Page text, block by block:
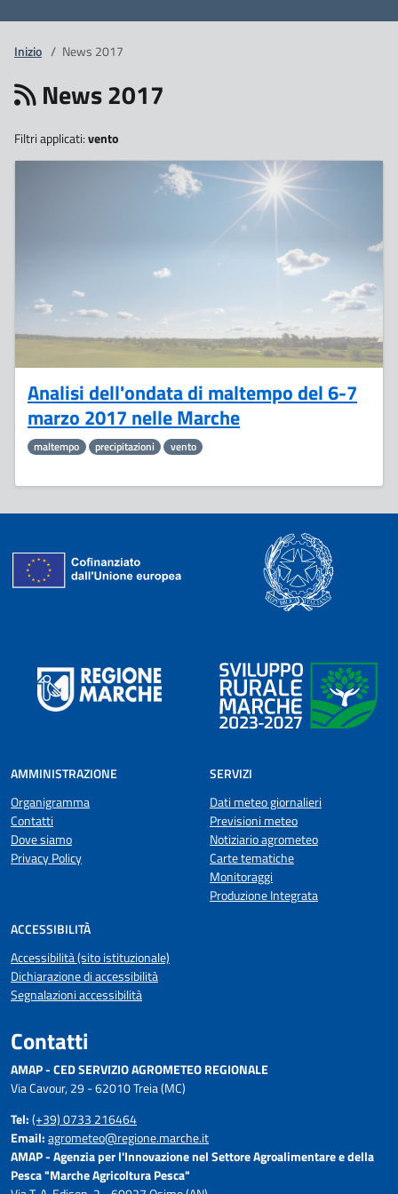
Inizio / News 2017
News 2017
Filtri applicati:vento
Analisi dell'ondata di maltempo del 6-7
marzo 2017 nelle Marche
maltempo precipitazioni vento
AMMINISTRAZIONE
Organigramma
Contatti
Dove siamo
Privacy Policy
SERVIZI
Dati meteo giornalieri
Previsioni meteo
Notiziario agrometeo
Carte tematiche
Monitoraggi
Produzione Integrata
ACCESSIBILITÀ
Accessibilità (sito istituzionale)
Dichiarazione di accessibilità
Segnalazioni accessibilità
Contatti
AMAP - CED SERVIZIO AGROMETEO REGIONALE
Via Cavour, 29 - 62010 Treia (MC)
Tel:(+39) 0733 216464
Email:agrometeo@regione.marche.it
AMAP - Agenzia per l'Innovazione nel Settore Agroalimentare e della
Pesca "Marche Agricoltura Pesca"